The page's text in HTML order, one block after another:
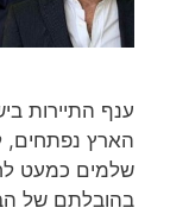
ענף התיירות
הארץ נפתחים,
שלמים כמעט
בהובלתם של